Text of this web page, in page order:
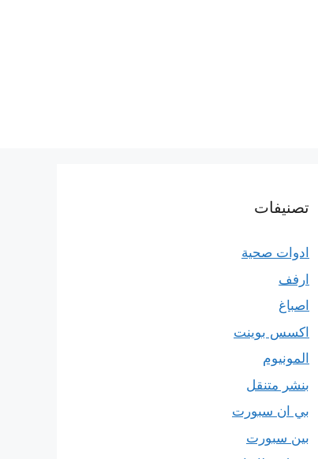
تصنيفات
ادوات صحية
ارفف
اصباغ
اكسس بوينت
المونيوم
بنشر متنقل
بي ان سبورت
بين سبورت